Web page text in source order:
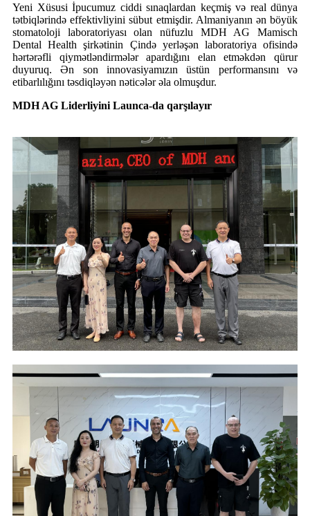
Yeni Xüsusi İpucumuz ciddi sınaqlardan keçmiş və real dünya
tətbiqlərində effektivliyini sübut etmişdir. Almaniyanın ən böyük
stomatoloji laboratoriyası olan nüfuzlu MDH AG Mamisch
Dental Health şirkətinin Çində yerləşən laboratoriya ofisində
hərtərəfli qiymətləndirmələr apardığını elan etməkdən qürur
duyuruq. Ən son innovasiyamızın üstün performansını və
etibarlılığını təsdiqləyən nəticələr əla olmuşdur.
MDH AG Liderliyini Launca-da qarşılayır